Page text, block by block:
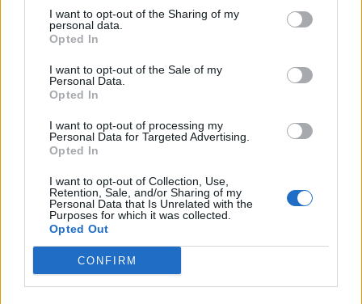
I want to opt-out of the Sharing of my
personal data.
Opted In
I want to opt-out of the Sale of my
Personal Data.
Opted In
I want to opt-out of processing my
Personal Data for Targeted Advertising.
Opted In
I want to opt-out of Collection, Use,
Retention, Sale, and/or Sharing of my
Personal Data that Is Unrelated with the
Purposes for which it was collected.
Opted Out
CONFIRM
Túl a betonon és a reaktorokon - A láthatatlan
energiatartalék, ami megmentheti a
városainkat
A 2026-os nyár egy olyan valóságra ébresztette rá
Magyarországot, amelyet eddig csak távoli klímamodellek
történelmi aszálya és a Paksi Atomerőmű ebből fakadó
teljes leállása – 44 év után először – nem pusztán egy
szintű sebezhetőségre mutat rá, amely túlmutat az újabb
gigaberuházások, vagy az egymással versengő nagyüzemi
megoldások kérdéskörén. Mielőtt azonban újabb
betonmonstrumokban, vagy végeláthatatlan
hálózatfejlesztési vitákban és összeesküvés-elméletekben
keresnénk a kiutat, érdemes a tekintetünket egy sokkal
kézenfekvőbb, azonnal bevethető, és szó szerint a fejünk